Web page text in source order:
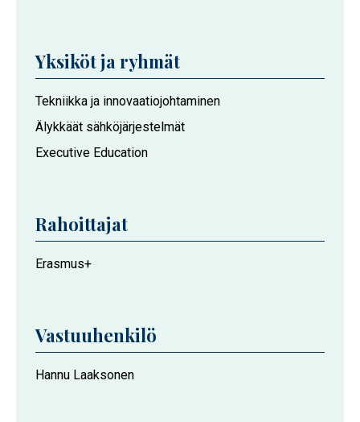
Yksiköt ja ryhmät
Hankkeeseen
osallistuvat
yliopiston
Tekniikka ja innovaatiojohtaminen
Älykkäät sähköjärjestelmät
Executive Education
Rahoittajat
Erasmus+
Vastuuhenkilö
Hannu Laaksonen